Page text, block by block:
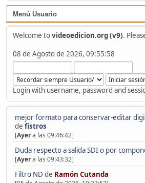
Menú Usuario
Welcome tovideoedicion.org (v9).
08 de Agosto de 2026, 09:55:58
Login with username, password and
mejor formato para conservar-editar
de fistros
[Ayera las 09:46:42]
Duda respecto a salida SDI o por
[Ayera las 09:43:32]
Filtro ND de Ramón Cutanda